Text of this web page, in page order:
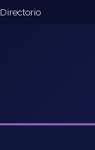
Directorio